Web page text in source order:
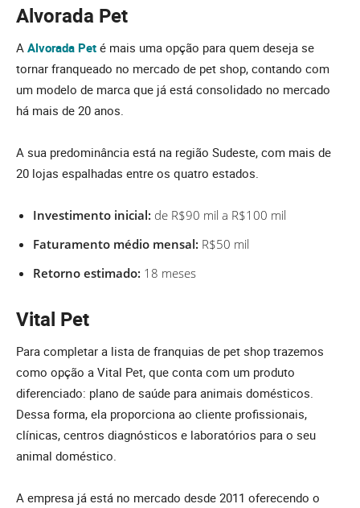
Alvorada Pet
A Alvorada Pet é mais uma opção para quem deseja se
tornar franqueado no mercado de pet shop, contando com
um modelo de marca que já está consolidado no mercado
há mais de 20 anos.
A sua predominância está na região Sudeste, com mais de
20 lojas espalhadas entre os quatro estados.
Investimento inicial: de R$90 mil a R$100 mil
Faturamento médio mensal: R$50 mil
Retorno estimado: 18 meses
Vital Pet
Para completar a lista de franquias de pet shop trazemos
como opção a Vital Pet, que conta com um produto
diferenciado: plano de saúde para animais domésticos.
Dessa forma, ela proporciona ao cliente profissionais,
clínicas, centros diagnósticos e laboratórios para o seu
animal doméstico.
A empresa já está no mercado desde 2011 oferecendo o